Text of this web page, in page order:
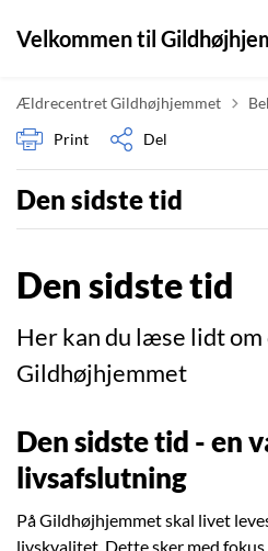
Velkommen til
Ældrecentret Gildhøjhjemmet
Print
Del
Den sidste tid
Den sidste tid
Her kan du læse lidt om
Gildhøjhjemmet
Den sidste tid - en
livsafslutning
På Gildhøjhjemmet skal livet
livskvalitet. Dette sker med